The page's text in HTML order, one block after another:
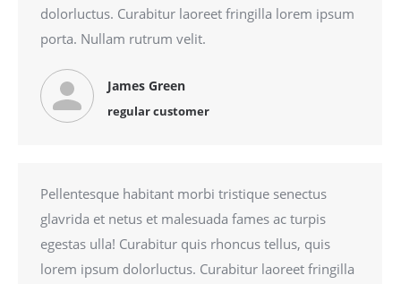
dolorluctus. Curabitur laoreet fringilla lorem ipsum
porta. Nullam rutrum velit.
James Green
regular customer
Pellentesque habitant morbi tristique senectus
glavrida et netus et malesuada fames ac turpis
egestas ulla! Curabitur quis rhoncus tellus, quis
lorem ipsum dolorluctus. Curabitur laoreet fringilla